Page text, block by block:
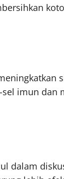
imun dan
dalam